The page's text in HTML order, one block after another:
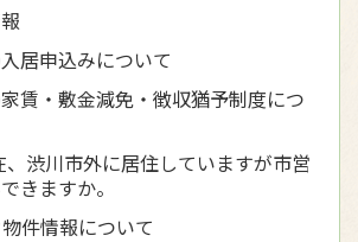
居申込みについて
賃・敷金減免・徴収猶予制度につ
、渋川市外に居住していますが市営
きますか。
件情報について